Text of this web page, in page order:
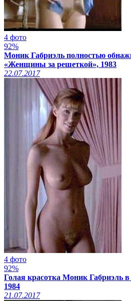
4 фото
92%
Моник Габриэль полностью
«Женщины за решеткой», 1983
22.07.2017
4 фото
92%
Голая красотка Моник Габриэль
1984
21.07.2017